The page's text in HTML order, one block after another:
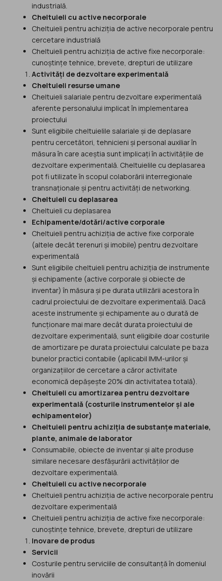
industrială.
Cheltuieli cu active necorporale
Cheltuieli pentru achiziția de active necorporale pentru
cercetare industrială
Cheltuieli pentru achiziția de active fixe necorporale:
cunoștințe tehnice, brevete, drepturi de utilizare
Activități de dezvoltare experimentală
Cheltuieli resurse umane
Cheltuieli salariale pentru dezvoltare experimentală
aferente personalului implicat în implementarea
proiectului
Sunt eligibile cheltuielile salariale și de deplasare
pentru cercetători, tehnicieni și personal auxiliar în
măsura în care aceștia sunt implicați în activitățile de
dezvoltare experimentală. Cheltuielile cu deplasarea
pot fi utilizate în scopul colaborării interregionale
transnaționale și pentru activități de networking.
Cheltuieli cu deplasarea
Cheltuieli cu deplasarea
Echipamente/dotări/active corporale
Cheltuieli pentru achiziția de active fixe corporale
(altele decât terenuri și imobile) pentru dezvoltare
experimentală
Sunt eligibile cheltuieli pentru achiziția de instrumente
și echipamente (active corporale și obiecte de
inventar) în măsura și pe durata utilizării acestora în
cadrul proiectului de dezvoltare experimentală. Dacă
aceste instrumente și echipamente au o durată de
funcționare mai mare decât durata proiectului de
dezvoltare experimentală, sunt eligibile doar costurile
de amortizare pe durata proiectului calculate pe baza
bunelor practici contabile (aplicabil IMM-urilor și
organizațiilor de cercetare a căror activitate
economică depășește 20% din activitatea totală).
Cheltuieli cu amortizarea pentru dezvoltare
experimentală (costurile instrumentelor și ale
echipamentelor)
Cheltuieli pentru achiziția de substanțe materiale,
plante, animale de laborator
Consumabile, obiecte de inventar și alte produse
similare necesare desfășurării activităților de
dezvoltare experimentală.
Cheltuieli cu active necorporale
Cheltuieli pentru achiziția de active necorporale pentru
dezvoltare experimentală
Cheltuieli pentru achiziția de active fixe necorporale:
cunoștințe tehnice, brevete, drepturi de utilizare
Inovare de produs
Servicii
Costurile pentru serviciile de consultanță în domeniul
inovării